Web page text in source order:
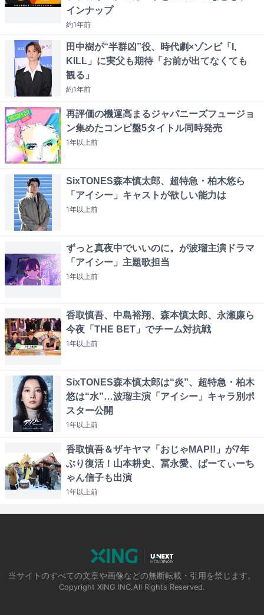
インナップ
約1年前
田中樹が“半群凶”役、時代劇×ゾンビ「I,
KILL」に実父も期待「お前が出てなくても
観る」
約1年前
再評価の機運高まるジャパニーズフュージョ
ン集めたコンピ盤5タイトル同時発売
1年以上前
SixTONES森本慎太郎、超特急・柏木悠ら
「アイシー」キャストが欲しい能力は
1年以上前
ずっと真夜中でいいのに。が波瑠主演ドラマ
「アイシー」主題歌担当
1年以上前
香取慎吾、中島裕翔、森本慎太郎、永瀬廉ら
今夜「THE BET」でチーム対抗戦
1年以上前
SixTONES森本慎太郎は“炎”、超特急・柏木
悠は“水”…波瑠主演「アイシー」キャラ別ポ
スター公開
1年以上前
香取慎吾＆ザキヤマ「おじゃMAP!!」が7年
ぶり復活！山本耕史、冨永愛、ぱーてぃーち
ゃん信子も出演
1年以上前
当サイトのすべての文章や画像などの無断転載・引用を禁じます。
Copyright XING INC.All Rights Reserved.